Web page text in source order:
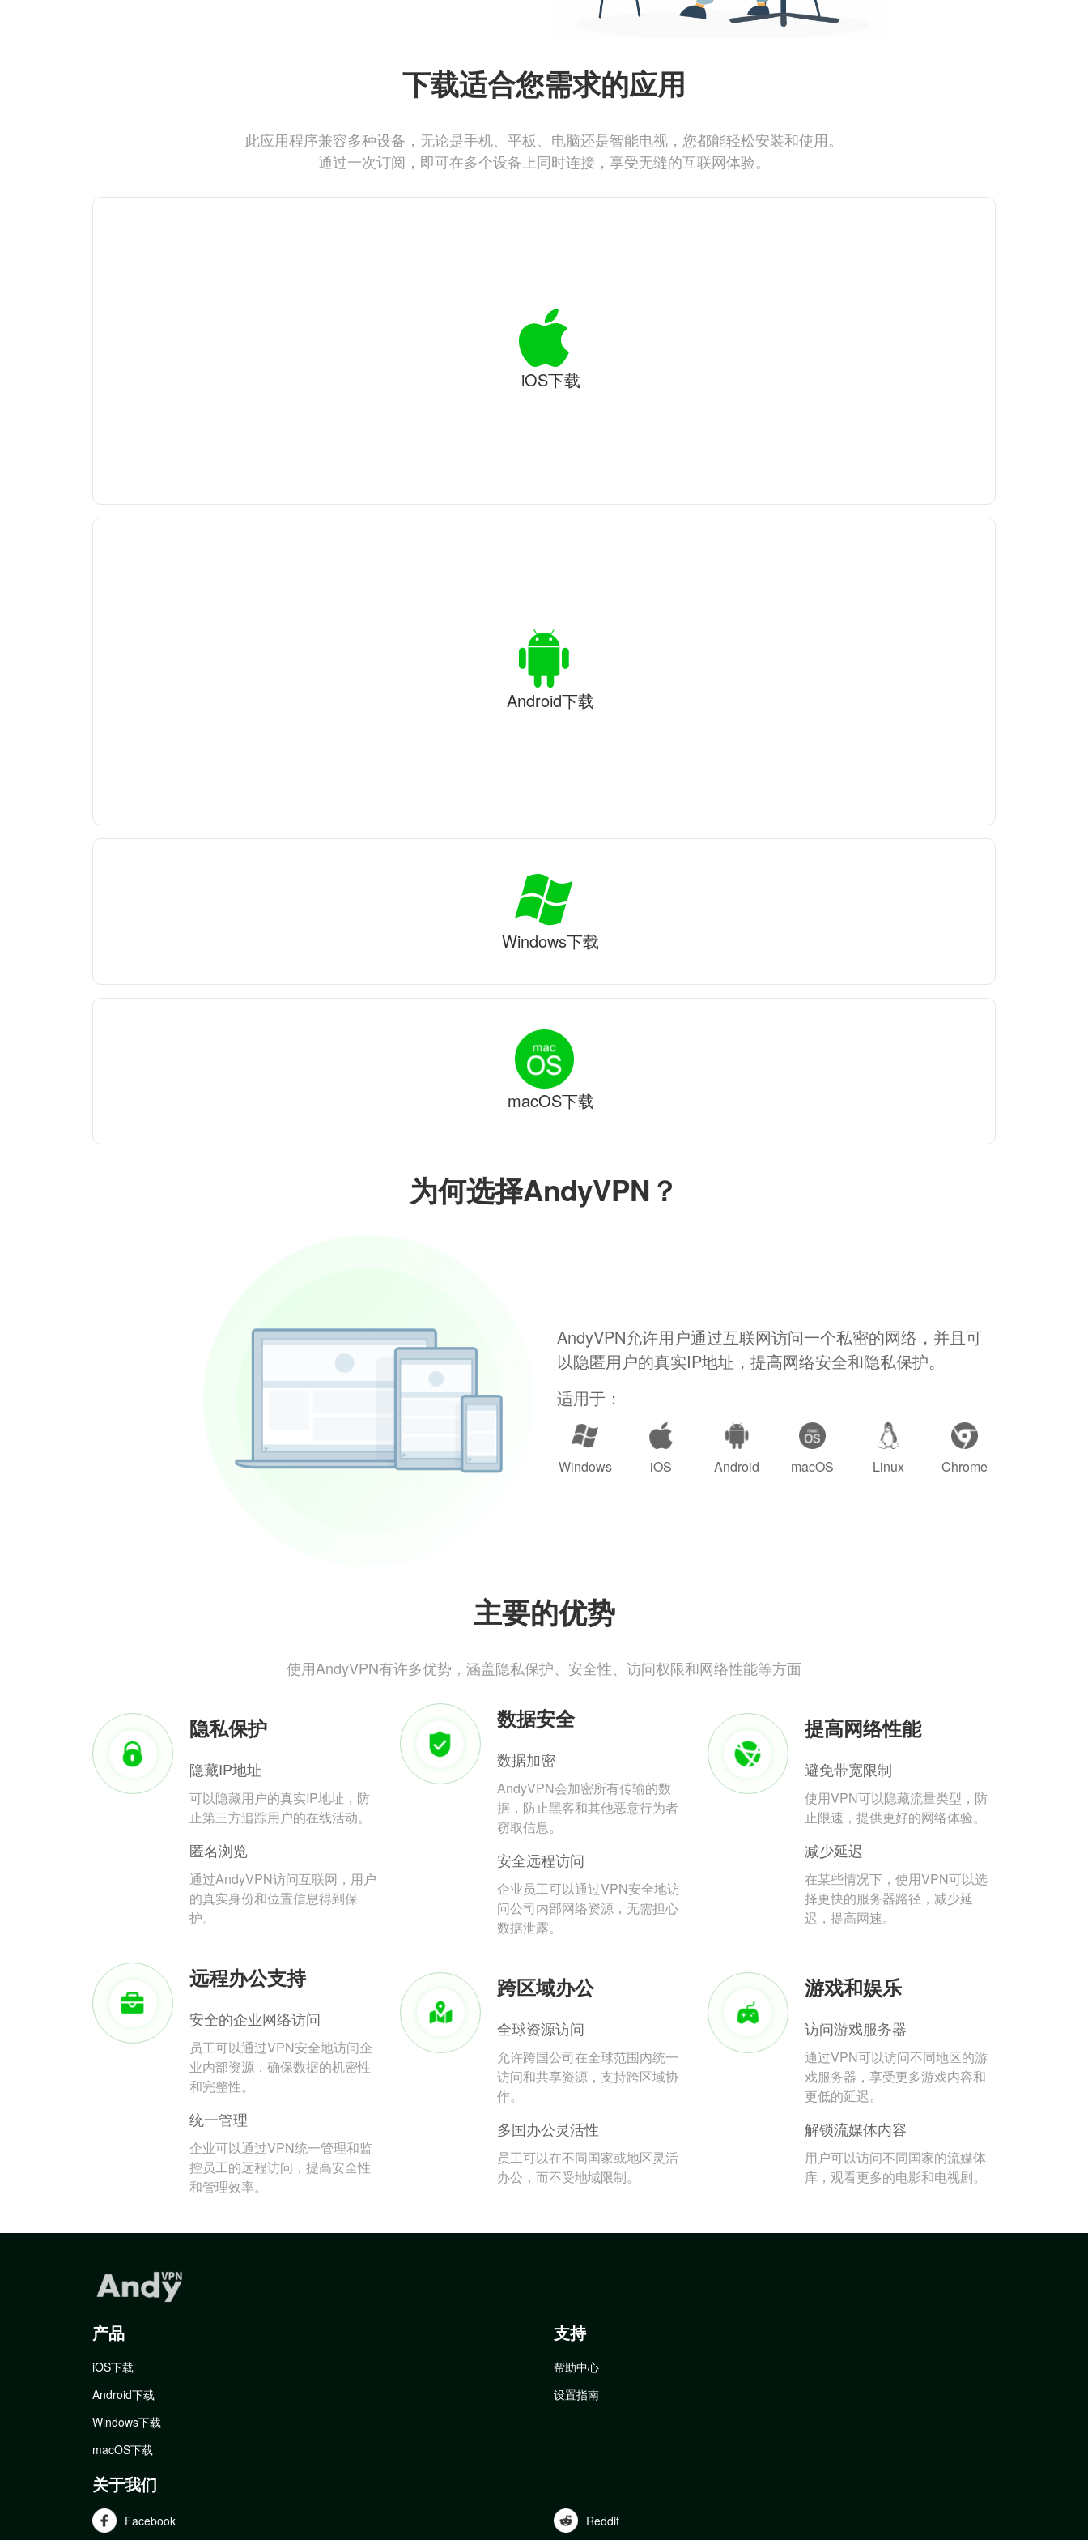
为何选择AndyVPN？
AndyVPN允许用户通过互联网访问一个私密的网络，并且可
以隐匿用户的真实IP地址，提高网络安全和隐私保护。
适用于：
Windows iOS Android macOS Linux Chrome
主要的优势
使用AndyVPN有许多优势，涵盖隐私保护、安全性、访问权限和网络性能等方面
隐私保护
隐藏IP地址
可以隐藏用户的真实IP地址，防
止第三方追踪用户的在线活动。
匿名浏览
通过AndyVPN访问互联网，用户
的真实身份和位置信息得到保
护。
数据安全
数据加密
AndyVPN会加密所有传输的数
据，防止黑客和其他恶意行为者
窃取信息。
安全远程访问
企业员工可以通过VPN安全地访
问公司内部网络资源，无需担心
数据泄露。
提高网络性能
避免带宽限制
使用VPN可以隐藏流量类型，防
止限速，提供更好的网络体验。
减少延迟
在某些情况下，使用VPN可以选
择更快的服务器路径，减少延
迟，提高网速。
远程办公支持
安全的企业网络访问
员工可以通过VPN安全地访问企
业内部资源，确保数据的机密性
和完整性。
统一管理
企业可以通过VPN统一管理和监
控员工的远程访问，提高安全性
和管理效率。
跨区域办公
全球资源访问
允许跨国公司在全球范围内统一
访问和共享资源，支持跨区域协
作。
多国办公灵活性
员工可以在不同国家或地区灵活
办公，而不受地域限制。
游戏和娱乐
访问游戏服务器
通过VPN可以访问不同地区的游
戏服务器，享受更多游戏内容和
更低的延迟。
解锁流媒体内容
用户可以访问不同国家的流媒体
库，观看更多的电影和电视剧。
下载适合您需求的应用
此应用程序兼容多种设备，无论是手机、平板、电脑还是智能电视，您都能轻松安装和使用。
通过一次订阅，即可在多个设备上同时连接，享受无缝的互联网体验。
iOS下载
Android下载
Windows下载
macOS下载
产品
iOS下载
Android下载
Windows下载
macOS下载
支持
帮助中心
设置指南
关于我们
Facebook Reddit